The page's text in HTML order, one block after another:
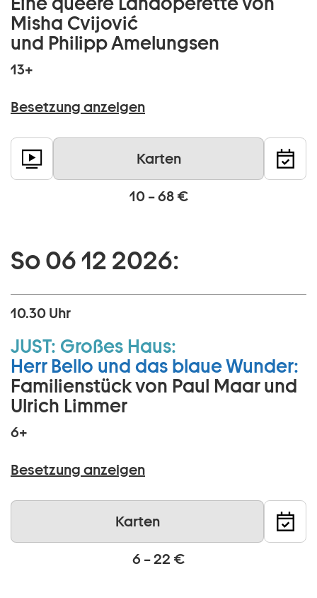
Misha Cvijović
und Philipp Amelungsen
13+
Besetzung anzeigen
Karten
10 – 68 €
So 06 12 2026:
10.30 Uhr
JUST: Großes Haus:
Herr Bello und das blaue Wunder:
Familienstück von Paul Maar und
Ulrich Limmer
6+
Besetzung anzeigen
Karten
6 – 22 €